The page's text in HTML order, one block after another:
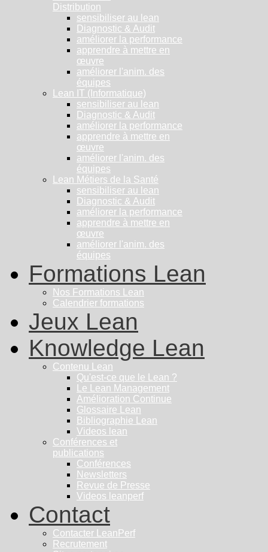
Distribution
sensibiliser au lean
Diagnostic & Audit
améliorer la performance
apprendre à mettre en
œuvre
améliorer l'anim. des
équipes
Lean IT (Informatique)
sensibiliser au lean
Diagnostic & Audit
améliorer la performance
apprendre à mettre en
œuvre
améliorer l'anim. des
équipes
Lean Métiers de la Santé
sensibiliser au lean
Diagnostic & Audit
améliorer la performance
apprendre à mettre en
œuvre
améliorer l'anim. des
équipes
Formations Lean
Nos Formations Lean
Calendrier formations
Jeux Lean
Knowledge Lean
Contenu Lean
Qu'est-ce que le Lean ?
Le Lean Management
Amélioration Continue
Glossaire Lean
Bibliographie Lean
Videos lean
Conférences et
publications
Conférences
Newsletters
Revue de Presse
Videos leanperf
Contact
Contacter LeanPerf
Recrutement